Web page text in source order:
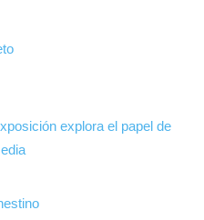
explora el papel de